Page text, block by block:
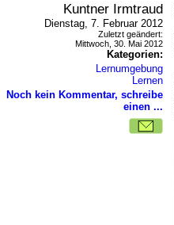
Kuntner Irmtraud
Dienstag, 7. Februar 2012
Zuletzt geändert:
Mittwoch, 30. Mai 2012
Kategorien:
Lernumgebung
Lernen
Noch kein Kommentar, schreibe
einen ...